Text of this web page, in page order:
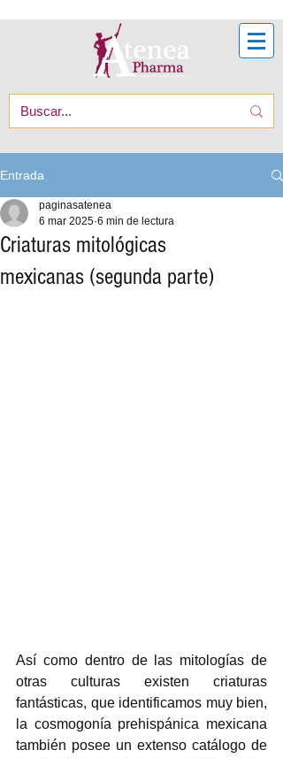
Entrada
Criaturas mitológicas
mexicanas (segunda parte)
paginasatenea
6 mar 2025 6 min de lectura
Así como dentro de las mitologías de
otras culturas existen criaturas
fantásticas, que identificamos muy bien,
la cosmogonía prehispánica mexicana
también posee un extenso catálogo de